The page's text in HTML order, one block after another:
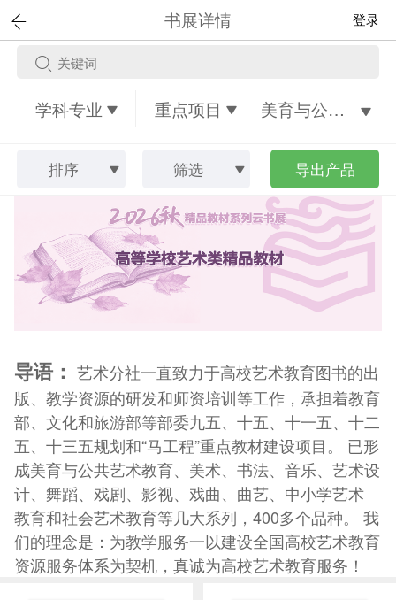
书展详情 登录
学科专业 重点项目 美育与公共艺术教育类
排序 筛选 导出产品
导语： 艺术分社一直致力于高校艺术教育图书的出
版、教学资源的研发和师资培训等工作，承担着教育
部、文化和旅游部等部委九五、十五、十一五、十二
五、十三五规划和“马工程”重点教材建设项目。 已形
成美育与公共艺术教育、美术、书法、音乐、艺术设
计、舞蹈、戏剧、影视、戏曲、曲艺、中小学艺术
教育和社会艺术教育等几大系列，400多个品种。 我
们的理念是：为教学服务一以建设全国高校艺术教育
资源服务体系为契机，真诚为高校艺术教育服务！